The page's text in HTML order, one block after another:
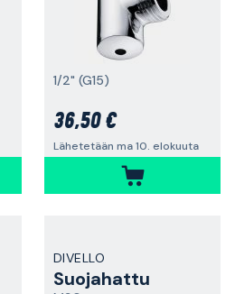
1/2" (G15)
36,50 €
Lähetetään ma 10. elokuuta
DIVELLO
Suojahattu